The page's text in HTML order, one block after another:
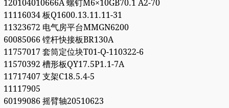
120104010666A 螺钉M6×10GB70.1 A2-70
11116034 板Q1600.13.11.11-31
11323672 电气房平台MMGN6200
60085066 镗杆快接板BR130A
11757017 套筒定位块T01-Q-110322-6
11570392 槽形板QY17.5P1.1-7A
11717407 支架C18.5.4-5
11117905
60199086 摇臂轴20510623